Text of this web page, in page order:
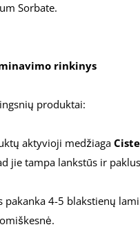
Sorbate.
rinkinys
produktai:
aktyvioji medžiaga
jie tampa lankstūs ir
pakanka 4-5 blakstienų